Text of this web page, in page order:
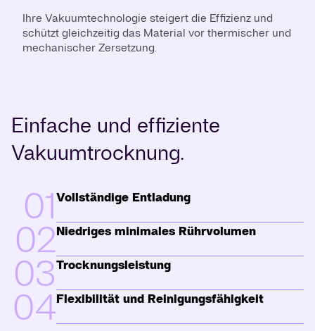
Ihre Vakuumtechnologie steigert die Effizienz und
schützt gleichzeitig das Material vor thermischer und
mechanischer Zersetzung.
Einfache und effiziente
Vakuumtrocknung.
01Vollständige Entladung
02Niedriges minimales Rührvolumen
03Trocknungsleistung
04Flexibilität und Reinigungsfähigkeit